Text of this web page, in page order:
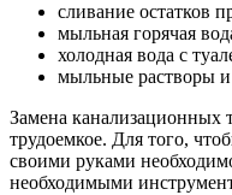
сливание остатков
мыльная горячая
холодная вода с
мыльные растворы и
Замена канализационных
трудоемкое. Для того,
своими руками
необходимыми